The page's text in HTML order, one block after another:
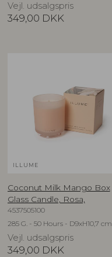
Vejl. udsalgspris
349,00 DKK
ILLUME
Coconut Milk Mango Box
Glass Candle, Rosa,
4537505100
285 G. - 50 Hours - D9xH10,7 cm
Vejl. udsalgspris
349,00 DKK